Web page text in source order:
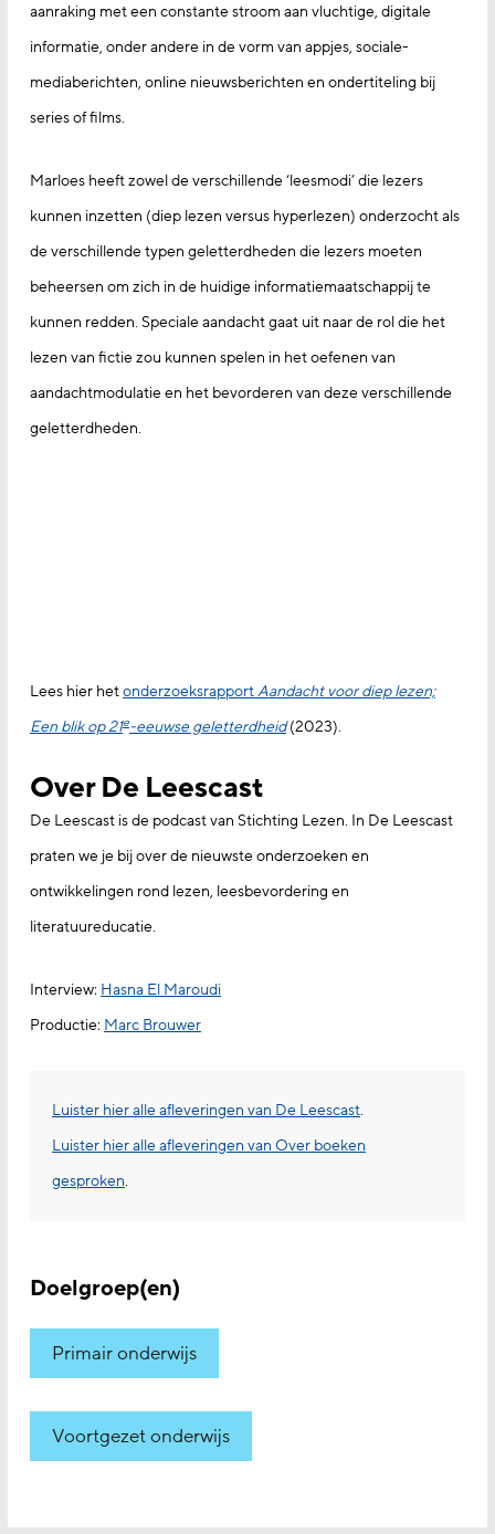
aanraking met een constante stroom aan vluchtige, digitale
informatie, onder andere in de vorm van appjes, sociale-
mediaberichten, online nieuwsberichten en ondertiteling bij
series of films.
Marloes heeft zowel de verschillende ‘leesmodi’ die lezers
kunnen inzetten (diep lezen versus hyperlezen) onderzocht als
de verschillende typen geletterdheden die lezers moeten
beheersen om zich in de huidige informatiemaatschappij te
kunnen redden. Speciale aandacht gaat uit naar de rol die het
lezen van fictie zou kunnen spelen in het oefenen van
aandachtmodulatie en het bevorderen van deze verschillende
geletterdheden.
Lees hier hetonderzoeksrapportAandacht voor diep lezen;
Een blik op 21e-eeuwse geletterdheid(2023).
Over De Leescast
De Leescast is de podcast van Stichting Lezen. In De Leescast
praten we je bij over de nieuwste onderzoeken en
ontwikkelingen rond lezen, leesbevordering en
literatuureducatie.
Interview: Hasna El Maroudi
Productie: Marc Brouwer
Luister hier alle afleveringen van De Leescast.
Luister hier alle afleveringen van Over boeken
gesproken.
Doelgroep(en)
Primair onderwijs
Voortgezet onderwijs